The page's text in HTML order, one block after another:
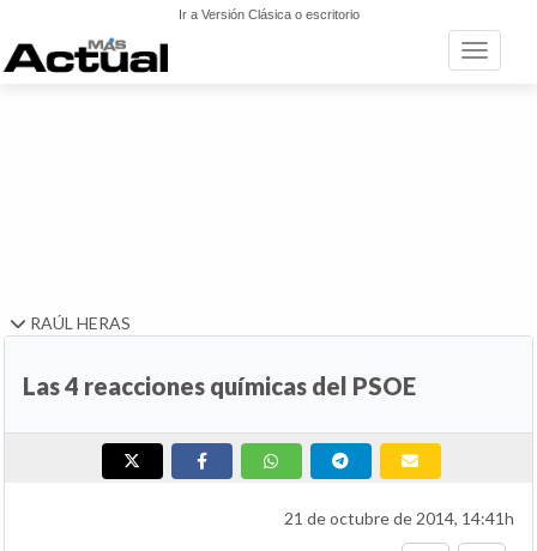
Ir a Versión Clásica o escritorio
Toggle
RAÚL HERAS
Las 4 reacciones químicas del PSOE
21 de octubre de 2014, 14:41h